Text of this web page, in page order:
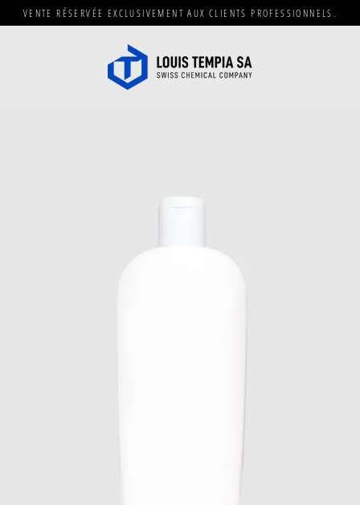
Passer
au
VENTE RÉSERVÉE EXCLUSIVEMENT AUX CLIENTS PROFESSIONNELS.